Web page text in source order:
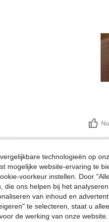
cm / 30 in, Heupen: 106 cm / 42
lbs Taille:77 cm / 30 in
Maat:L
technologieën op
mogelijke website-ervaring te
voorkeur instellen. Door
die ons helpen bij het
van inhoud en
te selecteren, staat u
de werking van onze